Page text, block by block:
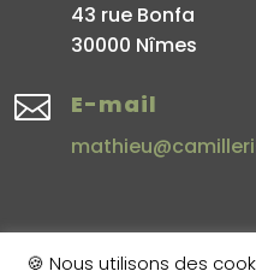
43 rue Bonfa
30000 Nîmes
 E-mail
🍪 Nous utilisons des